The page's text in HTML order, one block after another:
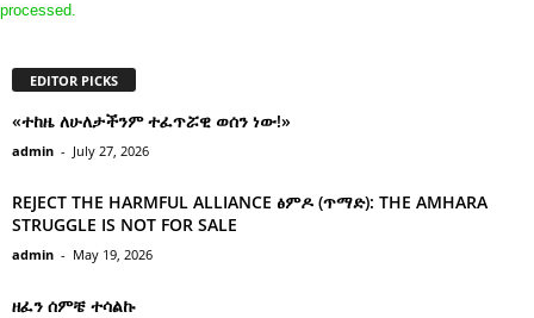
processed.
EDITOR PICKS
«ተከዜ ለሁለታችንም ተፈጥሯዊ ወሰን ነው!»
admin - July 27, 2026
REJECT THE HARMFUL ALLIANCE ፅምዶ (ጥማድ): THE AMHARA
STRUGGLE IS NOT FOR SALE
admin - May 19, 2026
ዘፈን ሰምቼ ተሳልኩ